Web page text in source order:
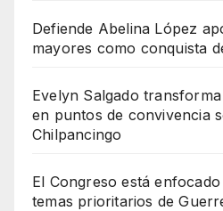
Defiende Abelina López
mayores como conquista
Evelyn Salgado
en puntos de convivencia
Chilpancingo
El Congreso está
temas prioritarios de